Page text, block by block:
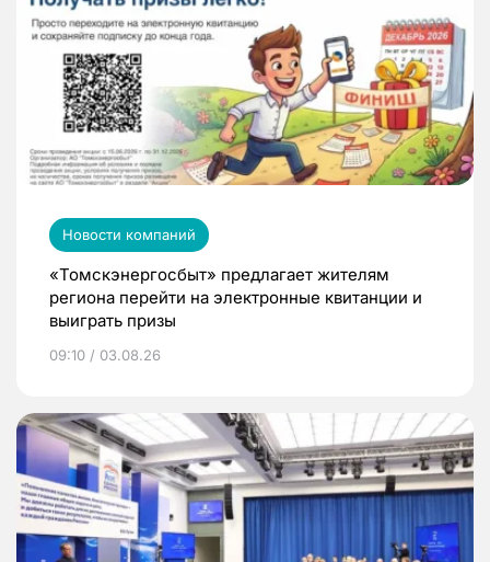
Новости компаний
«Томскэнергосбыт» предлагает жителям
региона перейти на электронные квитанции и
выиграть призы
09:10 / 03.08.26